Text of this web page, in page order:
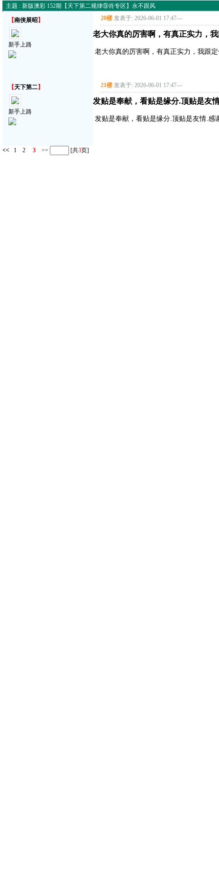
主题 : 新版澳彩 152期【天下第二规律⑨肖专区】永不跟风
【南侠展昭】
新手上路
20楼 发表于: 2026-06-01 17:47---
老大你真的厉害啊，有真正实力，
老大你真的厉害啊，有真正实力，我跟
【天下第二】
新手上路
21楼 发表于: 2026-06-01 17:47---
发贴是奉献，看贴是缘分.顶贴是友
发贴是奉献，看贴是缘分.顶贴是友情.感
<< 1 2 3 >> [共3页]